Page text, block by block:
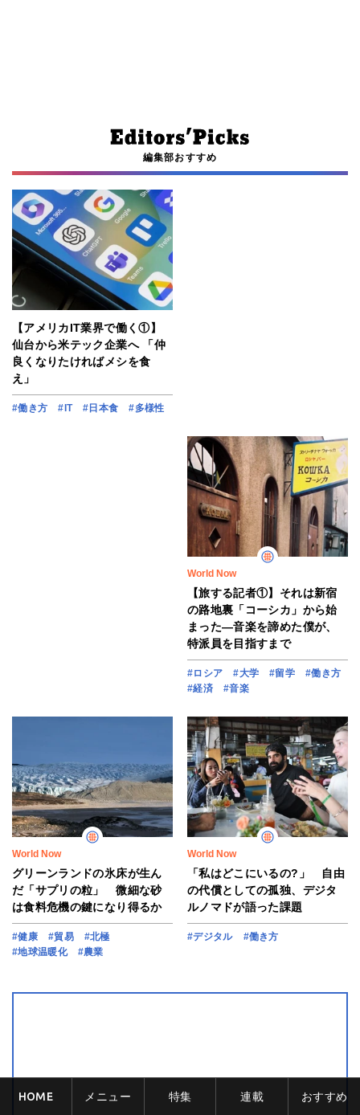
編集部おすすめ
【アメリカIT業界で働く①】
仙台から米テック企業へ 「仲
良くなりたければメシを食
え」
#働き方 #IT #日本食 #多様性
World Now
【旅する記者①】それは新宿
の路地裏「コーシカ」から始
まった―音楽を諦めた僕が、
特派員を目指すまで
#ロシア #大学 #留学
#働き方
#経済
#音楽
World Now
グリーンランドの氷床が生ん
だ「サプリの粒」 微細な砂
は食料危機の鍵になり得るか
#健康 #貿易
#北極
#地球温暖化
#農業
World Now
「私はどこにいるの?」 自由
の代償としての孤独、デジタ
ルノマドが語った課題
#デジタル #働き方
HOME メニュー 特集 連載 おすすめ